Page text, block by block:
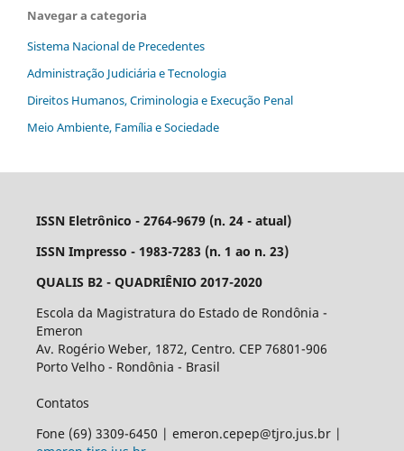
Navegar a categoria
Sistema Nacional de Precedentes
Administração Judiciária e Tecnologia
Direitos Humanos, Criminologia e Execução Penal
Meio Ambiente, Família e Sociedade
ISSN Eletrônico - 2764-9679 (n. 24 - atual)
ISSN Impresso - 1983-7283 (n. 1 ao n. 23)
QUALIS B2 - QUADRIÊNIO 2017-2020
Escola da Magistratura do Estado de Rondônia -
Emeron
Av. Rogério Weber, 1872, Centro. CEP 76801-906
Porto Velho - Rondônia - Brasil
Contatos
Fone (69) 3309-6450 | emeron.cepep@tjro.jus.br |